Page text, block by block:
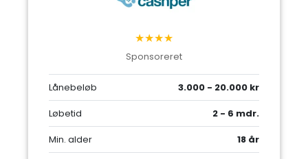
★★★★
Sponsoreret
Lånebeløb
3.000 - 20.000 kr
Løbetid
2 - 6 mdr.
Min. alder
18 år